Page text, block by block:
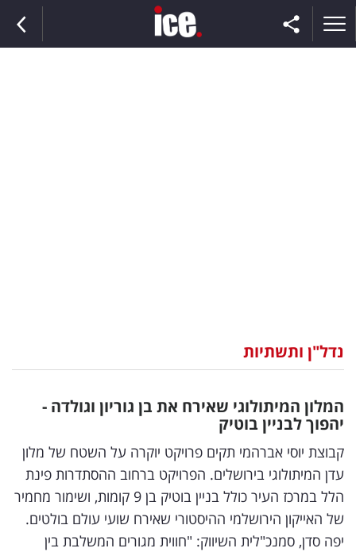
וצרכנות
דיגיטל
וטק
שיווק
ופרסום
משפט
נדל"ן ותשתיות
המלון המיתולוגי שאירח את בן גוריון וגולדה -
יהפוך לבניין בוטיק
קבוצת יוסי אברהמי תקים פרויקט יוקרה על השטח של מלון
עדן המיתולוגי בירושלים. הפרויקט ברחוב ההסתדרות פינת
הלל במרכז העיר כולל בניין בוטיק בן 9 קומות, ושימור מחמיר
של האייקון הירושלמי ההיסטורי שאירח שועי עולם בולטים.
יפה סדן, סמנכ"לית השיווק: "חווית מגורים המשלבת בין